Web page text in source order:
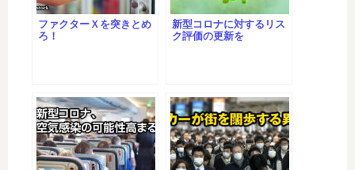
ファクターＸを突きとめ
ろ！
新型コロナに対するリス
ク評価の更新を